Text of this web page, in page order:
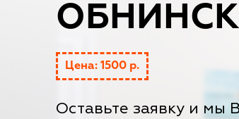
Цена: 1500 р.
Оставьте заявку и мы